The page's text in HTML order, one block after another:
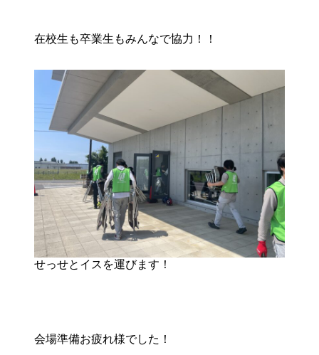
在校生も卒業生もみんなで協力！！
せっせとイスを運びます！
会場準備お疲れ様でした！